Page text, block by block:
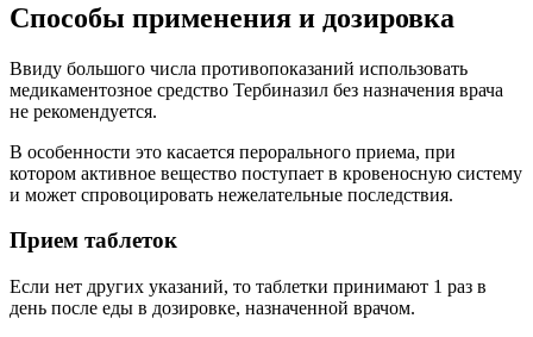
Способы применения и дозировка
Ввиду большого числа противопоказаний использовать
медикаментозное средство Тербиназил без назначения врача
не рекомендуется.
В особенности это касается перорального приема, при
котором активное вещество поступает в кровеносную систему
и может спровоцировать нежелательные последствия.
Прием таблеток
Если нет других указаний, то таблетки принимают 1 раз в
день после еды в дозировке, назначенной врачом.